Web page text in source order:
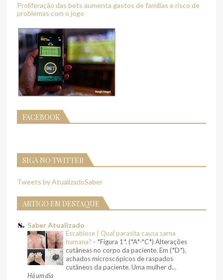
Proliferação das bets aumenta gastos de famílias e risco de
problemas com o jogo
FACEBOOK
SIGA NO TWITTER
Tweets by AtualizadoSaber
ARTIGO EM DESTAQUE
Saber Atualizado
Escabiose | Qual parasita causa sarna
humana? - *Figura 1*. (*A*-*C*) Alterações
cutâneas no corpo da paciente. Em (*D*),
achados microscópicos de raspados
cutâneos da paciente. Uma mulher d...
Há um dia